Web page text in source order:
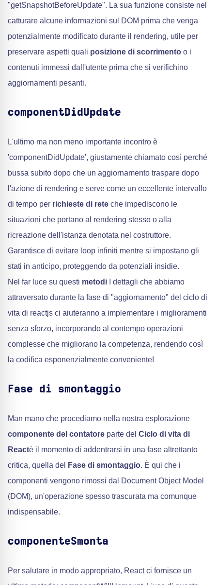
"getSnapshotBeforeUpdate". La sua funzione consiste nel
catturare alcune informazioni sul DOM prima che venga
potenzialmente modificato durante il rendering, utile per
preservare aspetti quali posizione di scorrimento o i
contenuti immessi dall'utente prima che si verifichino
aggiornamenti pesanti.
componentDidUpdate
L'ultimo ma non meno importante incontro è
'componentDidUpdate', giustamente chiamato così perché
bussa subito dopo che un aggiornamento traspare dopo
l'azione di rendering e serve come un eccellente intervallo
di tempo per richieste di rete che impediscono le
situazioni che portano al rendering stesso o alla
ricreazione dell'istanza denotata nel costruttore.
Garantisce di evitare loop infiniti mentre si impostano gli
stati in anticipo, proteggendo da potenziali insidie.
Nel far luce su questi metodi I dettagli che abbiamo
attraversato durante la fase di "aggiornamento" del ciclo di
vita di reactjs ci aiuteranno a implementare i miglioramenti
senza sforzo, incorporando al contempo operazioni
complesse che migliorano la competenza, rendendo così
la codifica esponenzialmente conveniente!
Fase di smontaggio
Man mano che procediamo nella nostra esplorazione
componente del contatore parte del Ciclo di vita di
Reactè il momento di addentrarsi in una fase altrettanto
critica, quella del
Fase di smontaggio. È qui che i
componenti vengono rimossi dal Document Object Model
(DOM), un'operazione spesso trascurata ma comunque
indispensabile.
componenteSmonta
Per salutare in modo appropriato, React ci fornisce un